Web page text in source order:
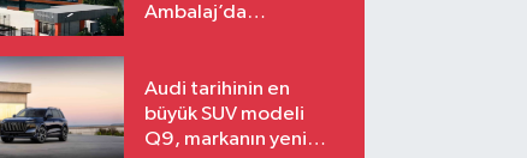
Ambalaj’da
Audi tarihinin en
büyük SUV modeli
Q9, markanın yeni